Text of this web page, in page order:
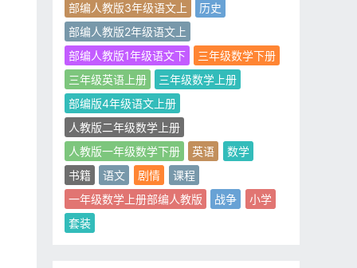
部编人教版3年级语文上
历史
部编人教版2年级语文上
部编人教版1年级语文下
三年级数学下册
三年级英语上册
三年级数学上册
部编版4年级语文上册
人教版二年级数学上册
人教版一年级数学下册
英语
数学
书籍
语文 剧情
课程
一年级数学上册部编人教版
战争
小学
套装